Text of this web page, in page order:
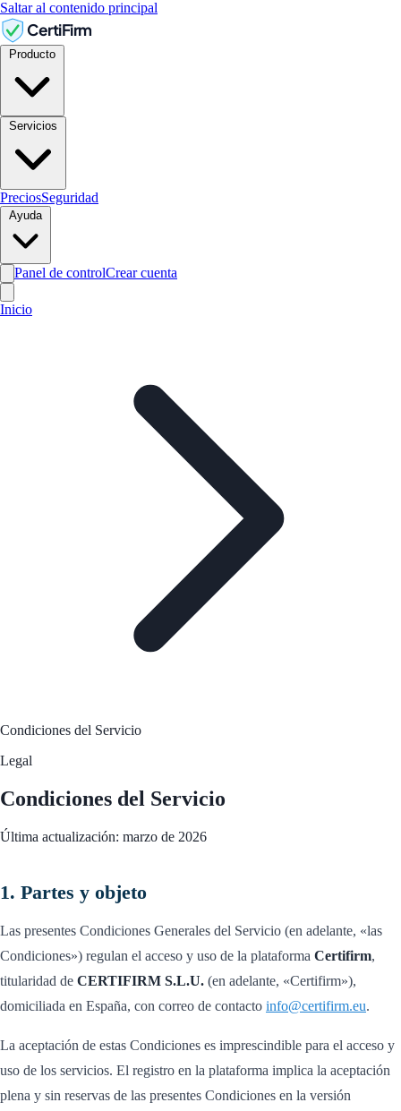
Saltar al contenido principal
CertiFirm
PreciosSeguridad
Ayuda
Panel de controlCrear cuenta
Inicio
Condiciones del Servicio
Legal
Condiciones del Servicio
Última actualización: marzo de 2026
1. Partes y objeto
Las presentes Condiciones Generales del Servicio (en adelante, «las
Condiciones») regulan el acceso y uso de la plataforma Certifirm,
titularidad de CERTIFIRM S.L.U. (en adelante, «Certifirm»),
domiciliada en España, con correo de contacto info@certifirm.eu.
La aceptación de estas Condiciones es imprescindible para el acceso y
uso de los servicios. El registro en la plataforma implica la aceptación
plena y sin reservas de las presentes Condiciones en la versión